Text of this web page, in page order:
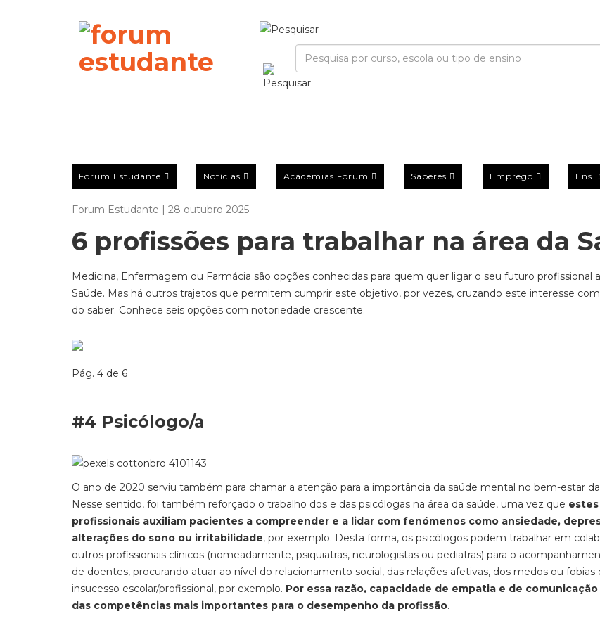
Forum Estudante Notícias Academias Forum Saberes Emprego Ens.
Forum Estudante | 28 outubro 2025
6 profissões para trabalhar na área da
Medicina, Enfermagem ou Farmácia são opções conhecidas para quem quer ligar o seu futuro profissional
Saúde. Mas há outros trajetos que permitem cumprir este objetivo, por vezes, cruzando este interesse
do saber. Conhece seis opções com notoriedade crescente.
Pág. 4 de 6
#4 Psicólogo/a
O ano de 2020 serviu também para chamar a atenção para a importância da saúde mental no bem-estar
Nesse sentido, foi também reforçado o trabalho dos e das psicólogas na área da saúde, uma vez que estes
profissionais auxiliam pacientes a compreender e a lidar com fenómenos como ansiedade,
alterações do sono ou irritabilidade, por exemplo. Desta forma, os psicólogos podem trabalhar em
outros profissionais clínicos (nomeadamente, psiquiatras, neurologistas ou pediatras) para o
de doentes, procurando atuar ao nível do relacionamento social, das relações afetivas, dos medos ou fobias
insucesso escolar/profissional, por exemplo. Por essa razão, capacidade de empatia e de
das competências mais importantes para o desempenho da profissão.